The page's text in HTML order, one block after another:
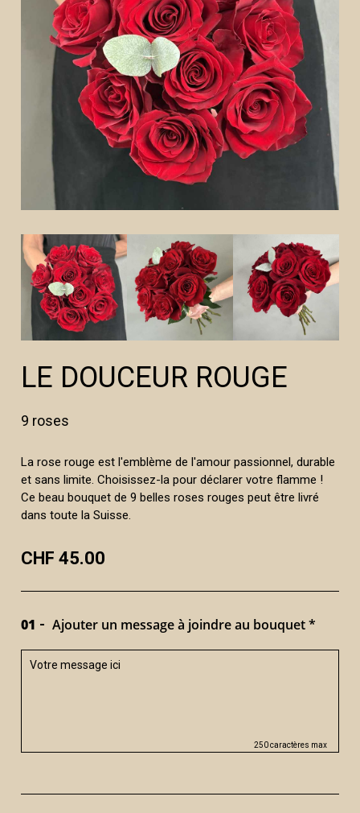
LE DOUCEUR ROUGE
9 roses
La rose rouge est l'emblème de l'amour passionnel, durable
et sans limite. Choisissez-la pour déclarer votre flamme !
Ce beau bouquet de 9 belles roses rouges peut être livré
dans toute la Suisse.
CHF 45.00
01 Ajouter un message à joindre au bouquet *
250 caractères max